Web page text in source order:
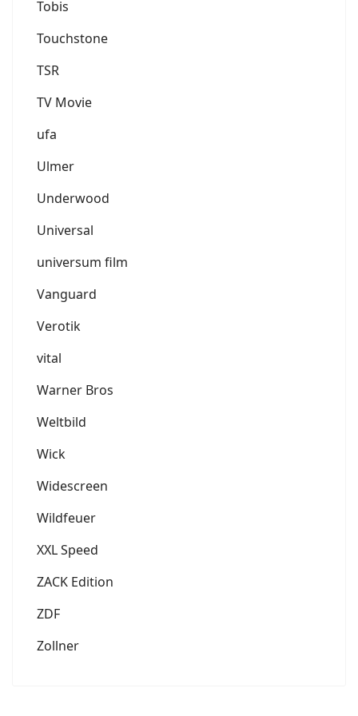
Tobis
Touchstone
TSR
TV Movie
ufa
Ulmer
Underwood
Universal
universum film
Vanguard
Verotik
vital
Warner Bros
Weltbild
Wick
Widescreen
Wildfeuer
XXL Speed
ZACK Edition
ZDF
Zollner